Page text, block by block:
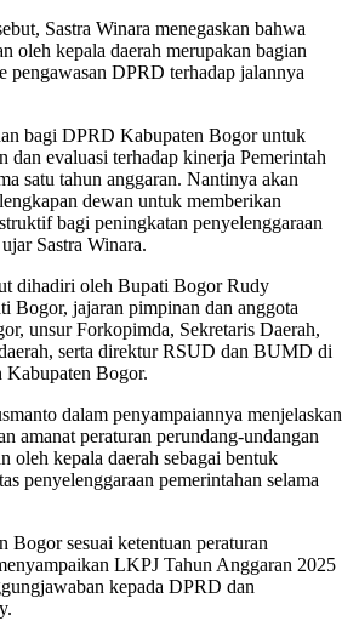
Sastra Winara menegaskan bahwa
oleh kepala daerah merupakan bagian
pengawasan DPRD terhadap jalannya
bagi DPRD Kabupaten Bogor untuk
dan evaluasi terhadap kinerja Pemerintah
satu tahun anggaran. Nantinya akan
dewan untuk memberikan
bagi peningkatan penyelenggaraan
Sastra Winara.
dihadiri oleh Bupati Bogor Rudy
Bogor, jajaran pimpinan dan anggota
unsur Forkopimda, Sekretaris Daerah,
serta direktur RSUD dan BUMD di
Kabupaten Bogor.
dalam penyampaiannya menjelaskan
amanat peraturan perundang-undangan
oleh kepala daerah sebagai bentuk
penyelenggaraan pemerintahan selama
Bogor sesuai ketentuan peraturan
LKPJ Tahun Anggaran 2025
kepada DPRD dan